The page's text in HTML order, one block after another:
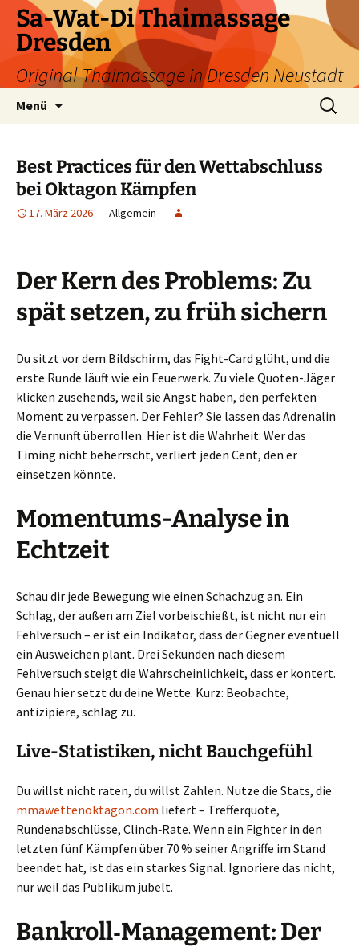
Zum
Inhalt
springen
Sa-Wat-Di Thaimassage
Dresden
Original Thaimassage in Dresden Neustadt
Menü
Suchen
nach:
Best Practices für den Wettabschluss
bei Oktagon Kämpfen
17. März 2026 Allgemein
Der Kern des Problems: Zu
spät setzen, zu früh sichern
Du sitzt vor dem Bildschirm, das Fight-Card glüht, und die
erste Runde läuft wie ein Feuerwerk. Zu viele Quoten-Jäger
klicken zusehends, weil sie Angst haben, den perfekten
Moment zu verpassen. Der Fehler? Sie lassen das Adrenalin
die Vernunft überrollen. Hier ist die Wahrheit: Wer das
Timing nicht beherrscht, verliert jeden Cent, den er
einsetzen könnte.
Momentums-Analyse in
Echtzeit
Schau dir jede Bewegung wie einen Schachzug an. Ein
Schlag, der außen am Ziel vorbeischießt, ist nicht nur ein
Fehlversuch – er ist ein Indikator, dass der Gegner eventuell
ein Ausweichen plant. Drei Sekunden nach diesem
Fehlversuch steigt die Wahrscheinlichkeit, dass er kontert.
Genau hier setzt du deine Wette. Kurz: Beobachte,
antizipiere, schlag zu.
Live-Statistiken, nicht Bauchgefühl
Du willst nicht raten, du willst Zahlen. Nutze die Stats, die
mmawettenoktagon.com liefert – Trefferquote,
Rundenabschlüsse, Clinch‑Rate. Wenn ein Fighter in den
letzten fünf Kämpfen über 70 % seiner Angriffe im Stand
beendet hat, ist das ein starkes Signal. Ignoriere das nicht,
nur weil das Publikum jubelt.
Bankroll‑Management: Der